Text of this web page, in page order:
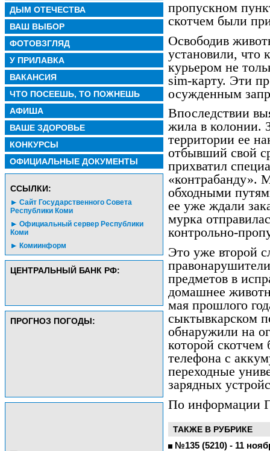
ДЫМ ОТЕЧЕСТВА
ВАШ ВЫБОР
ФОТОВЗГЛЯД
У ПРИЛАВКА
ВАКАНСИЯ
ЧТО ПОСЕЕШЬ, ТО ПОЖНЕШЬ
АФИША
ВАШЕ ЗДОРОВЬЕ
КОНКУРСЫ
ОФИЦИАЛЬНЫЕ ДОКУМЕНТЫ
CСЫЛКИ:
Сайт Государственного Совета
Республики Коми
Официальный сервер Республики
Коми
Комиинформ
ЦЕНТРАЛЬНЫЙ БАНК РФ:
ПРОГНОЗ ПОГОДЫ:
пропускном
скотчем были
Освободив
установили, что
курьером не
sim-карту. Эти
осужденным
Впоследствии
жила в колонии.
территории ее
отбывший свой
прихватил
«контрабанду».
обходными
ее уже ждали
мурка
контрольно-
Это уже второй
предметов в
домашнее
мая прошлого
сыктывкарском
обнаружили на
которой
телефона с
переходные
зарядных
По
ТАКЖЕ В РУБРИКЕ
№135 (5210) - 11